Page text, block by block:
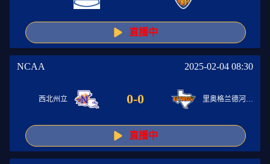
直播中
NCAA 2025-02-04 08:30
西北州立 0-0
直播中